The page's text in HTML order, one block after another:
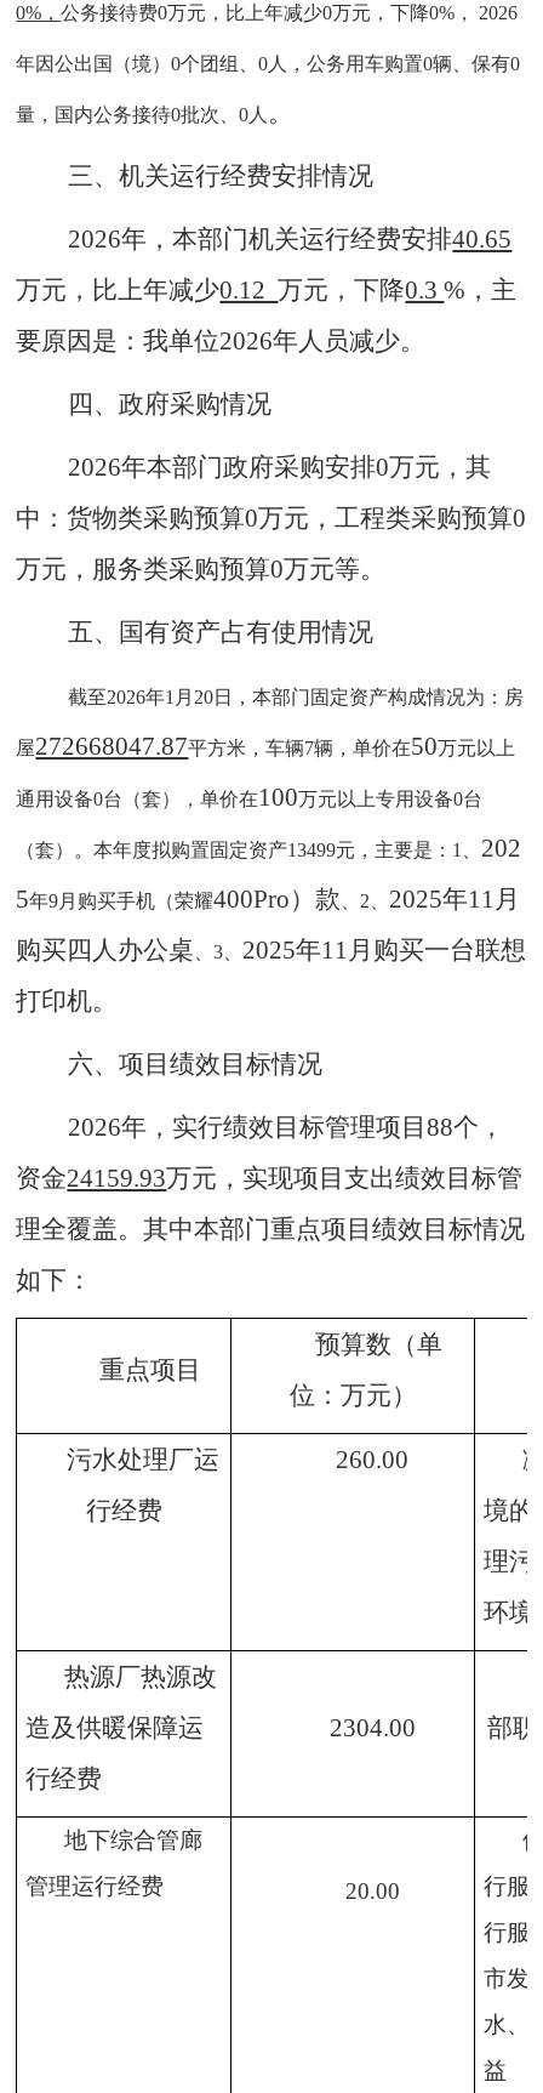
0%，公务接待费0万元，比上年减少0万元，下降0%， 2026
年因公出国（境）0个团组、0人，公务用车购置0辆、保有0
量，国内公务接待0批次、0人 。
三、机关运行经费安排情况
2026年，本部门机关运行经费安排40.65
万元，比上年减少0.12万元，下降0.3%，主
要原因是：我单位2026年人员减少。
四、政府采购情况
2026年本部门政府采购安排0万元，其
中：货物类采购预算0万元，工程类采购预算0
万元，服务类采购预算0万元等。
五、 国有资产占有使用情况
截至2026年1月20日，本部门固定资产构成情况为：房
屋272668047.87平方米，车辆7辆，单价在50万元以上
通用设备0台（套），单价在100万元以上专用设备0台
（套）。本年度拟购置固定资产13499元，主要是：1、 202
5年9月 购买手机（荣耀400Pro）款 2、 2025年11月
购买四人 办公桌 、3、 2025年11月购买一台联想
打印机。
六、项目绩效目标情况
2026年，实行绩效目标管理项目88个，
资金24159.93万元，实现项目支出绩效目标管
理全覆盖。其中本部门重点项目绩效目标情况
如下：
重点项目
预算数（单
位：万元）
污水处理厂运
行经费
260.00
境的
理污
环境
热源厂热源改
造及供暖保障运
行经费
2304.00
部
地下综合管廊
管理运行经费
20.00
行服
行服
市发
水、
益